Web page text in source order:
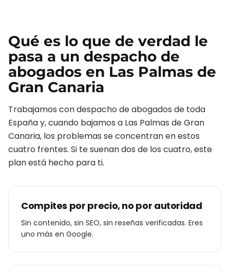
Qué es lo que de verdad le
pasa a un despacho de
abogados en Las Palmas de
Gran Canaria
Trabajamos condespacho de abogados de toda
España y, cuando bajamos a Las Palmas de Gran
Canaria, los problemas se concentran en estos
cuatro frentes. Si te suenan dos de los cuatro, este
plan está hecho para ti.
Compites por precio, no por autoridad
Sin contenido, sin SEO, sin reseñas verificadas. Eres
uno más en Google.